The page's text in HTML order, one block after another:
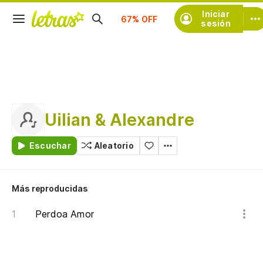
Iniciar
sesión
Suscríbete
Uilian & Alexandre
Escuchar Aleatorio
Más reproducidas
Perdoa Amor